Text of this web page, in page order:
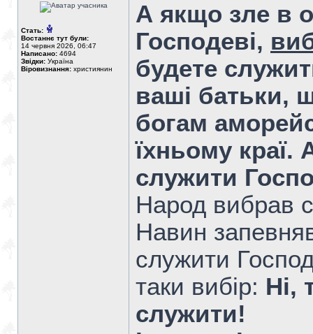
Стать:
Востаннє тут були:
14 червня 2026, 06:47
Написано: 4694
Звідки: Україна
Віровизнання: християнин
А якщо зле в
Господеві,
будете
ваші батьки,
богам
їхньому краї.
служити
Народ вибрав
Навин
служити
таки вибір: Ні,
служити!